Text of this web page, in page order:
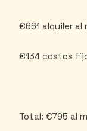
€661 alquiler al
€134 costos
Total: €795 al